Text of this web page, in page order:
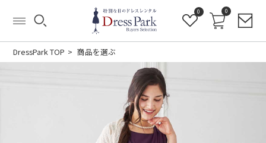
0 0
DressPark TOP 商品を選ぶ